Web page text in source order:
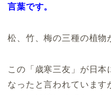
言葉です。
松、竹、梅の三種の植物
この「歳寒三友」が日本
なったと言われています